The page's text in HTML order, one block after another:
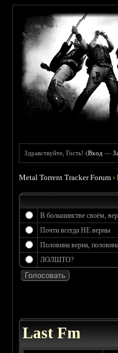
Здравствуйте, Гость! (Вход —
Metal Torrent Tracker Forum ›
В большинстве своём,
Почти всегда НЕ верны
Половина верна,
ЛОЛШТО?
Last Fm